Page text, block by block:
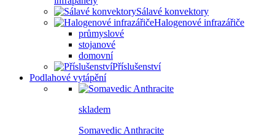
Sálavé konvektory
Halogenové infrazářiče
průmyslové
stojanové
domovní
Příslušenství
Podlahové vytápění
skladem
Somavedic Anthracite